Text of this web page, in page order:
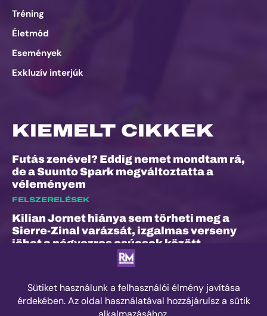
Tréning
Életmód
Események
Exkluzív interjúk
KIEMELT CIKKEK
Futás zenével? Eddig nemet mondtam rá,
de a Suunto Spark megváltoztatta a
véleményem
FELSZERELÉSEK
Kilian Jornet hiánya sem törheti meg a
Sierre-Zinal varázsát, izgalmas verseny
jöhet a négyezres csúcsok között
fájdalom és a szenvedés nem rossz dolog”
– Interjú Lénárt Krisztiánnal, a Daráló új